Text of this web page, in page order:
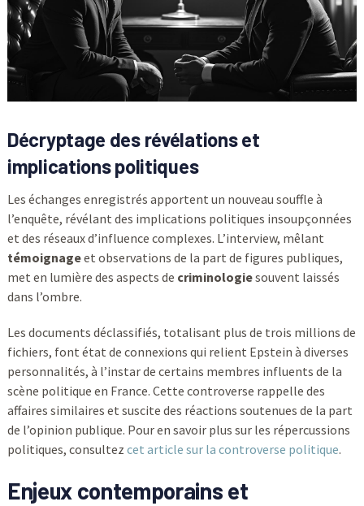
Décryptage des révélations et
implications politiques
Les échanges enregistrés apportent un nouveau souffle à
l’enquête, révélant des implications politiques insoupçonnées
et des réseaux d’influence complexes. L’interview, mêlant
témoignageet observations de la part de figures publiques,
met en lumière des aspects de criminologiesouvent laissés
dans l’ombre.
Les documents déclassifiés, totalisant plus de trois millions de
fichiers, font état de connexions qui relient Epstein à diverses
personnalités, à l’instar de certains membres influents de la
scène politique en France. Cette controverse rappelle des
affaires similaires et suscite des réactions soutenues de la part
de l’opinion publique. Pour en savoir plus sur les répercussions
politiques, consultez cet article sur la controverse politique.
Enjeux contemporains et